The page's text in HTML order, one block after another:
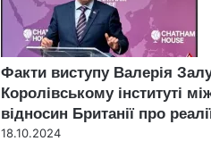
Факти виступу Валерія
Королівському інституті
відносин Британії про
18.10.2024